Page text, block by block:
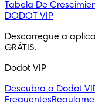
Tabela De
DODOT VIP
Descarregue a
GRÁTIS.
Dodot VIP
Descubra a Dodot